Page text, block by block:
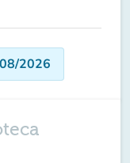
2026